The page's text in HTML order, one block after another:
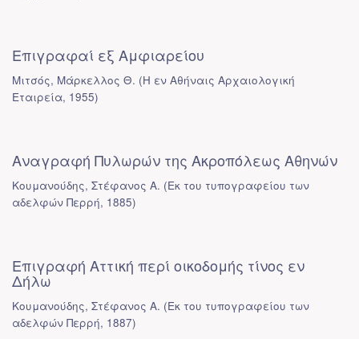
Επιγραφαί εξ Αμφιαρείου
Μιτσός, Μάρκελλος Θ. (Η εν Αθήναις Αρχαιολογική
Εταιρεία, 1955)
Αναγραφή Πυλωρών της Ακροπόλεως Αθηνών
Κουμανούδης, Στέφανος Α. (Εκ του τυπογραφείου των
αδελφών Περρή, 1885)
Επιγραφή Αττική περί οικοδομής τίνος εν
Δήλω
Κουμανούδης, Στέφανος Α. (Εκ του τυπογραφείου των
αδελφών Περρή, 1887)